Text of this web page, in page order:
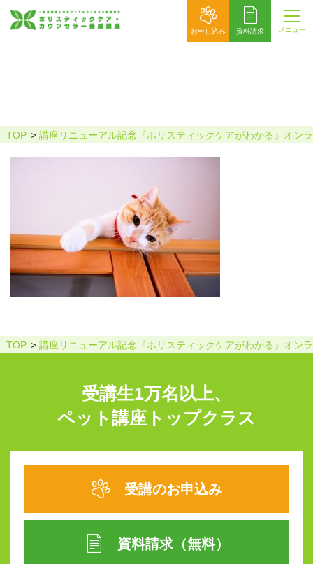
お申し込み 資料請求 メニュー
TOP 講座リニューアル記念『ホリスティックケアがわかる』オン
TOP 講座リニューアル記念『ホリスティックケアがわかる』オン
受講生1万名以上、
ペット講座トップクラス
受講のお申込み
資料請求（無料）